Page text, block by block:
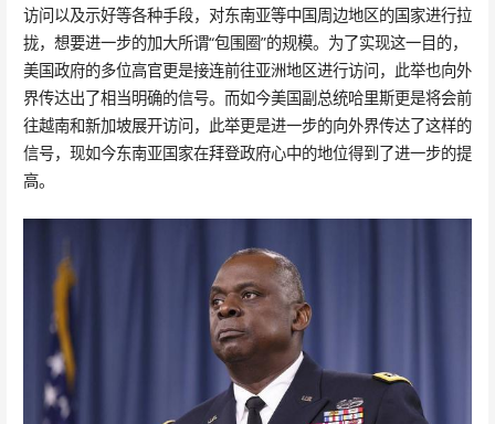
访问以及示好等各种手段，对东南亚等中国周边地区的国家进行拉
拢，想要进一步的加大所谓“包围圈”的规模。为了实现这一目的，
美国政府的多位高官更是接连前往亚洲地区进行访问，此举也向外
界传达出了相当明确的信号。而如今美国副总统哈里斯更是将会前
往越南和新加坡展开访问，此举更是进一步的向外界传达了这样的
信号，现如今东南亚国家在拜登政府心中的地位得到了进一步的提
高。